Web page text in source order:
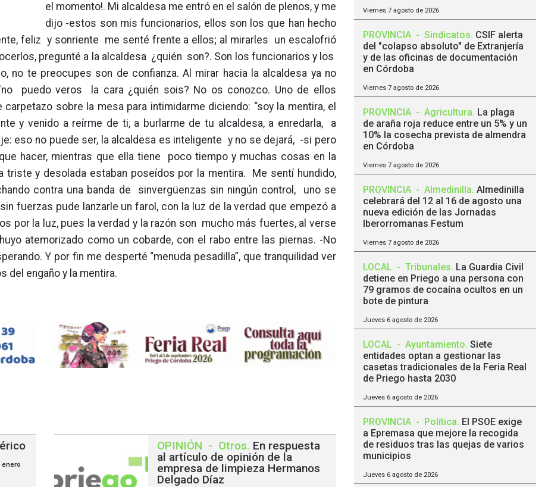
el momento!. Mi alcaldesa me entró en el salón de plenos, y me
dijo -estos son mis funcionarios, ellos son los que han hecho
feliz y sonriente me senté frente a ellos; al mirarles un escalofrió
pregunté a la alcaldesa ¿quién son?. Son los funcionarios y los
no te preocupes son de confianza. Al mirar hacia la alcaldesa ya no
puedo veros la cara ¿quién sois? No os conozco. Uno de ellos
sobre la mesa para intimidarme diciendo: “soy la mentira, el
y venido a reírme de ti, a burlarme de tu alcaldesa, a enredarla, a
eso no puede ser, la alcaldesa es inteligente y no se dejará, -si pero
hacer, mientras que ella tiene poco tiempo y muchas cosas en la
y desolada estaban poseídos por la mentira. Me sentí hundido,
contra una banda de sinvergüenzas sin ningún control, uno se
fuerzas pude lanzarle un farol, con la luz de la verdad que empezó a
por la luz, pues la verdad y la razón son mucho más fuertes, al verse
atemorizado como un cobarde, con el rabo entre las piernas. -No
Y por fin me desperté “menuda pesadilla”, que tranquilidad ver
del engaño y la mentira.
OPINIÓN - Otros. En respuesta
al artículo de opinión de la
empresa de limpieza Hermanos
Delgado Díaz
Viernes 7 agosto de 2026
PROVINCIA - Sindicatos. CSIF alerta
del "colapso absoluto" de Extranjería
y de las oficinas de documentación
en Córdoba
Viernes 7 agosto de 2026
PROVINCIA - Agricultura. La plaga
de araña roja reduce entre un 5% y un
10% la cosecha prevista de almendra
en Córdoba
Viernes 7 agosto de 2026
PROVINCIA - Almedinilla. Almedinilla
celebrará del 12 al 16 de agosto una
nueva edición de las Jornadas
Iberorromanas Festum
Viernes 7 agosto de 2026
LOCAL - Tribunales. La Guardia Civil
detiene en Priego a una persona con
79 gramos de cocaína ocultos en un
bote de pintura
Jueves 6 agosto de 2026
LOCAL - Ayuntamiento. Siete
entidades optan a gestionar las
casetas tradicionales de la Feria Real
de Priego hasta 2030
Jueves 6 agosto de 2026
PROVINCIA - Política. El PSOE exige
a Epremasa que mejore la recogida
de residuos tras las quejas de varios
municipios
Jueves 6 agosto de 2026